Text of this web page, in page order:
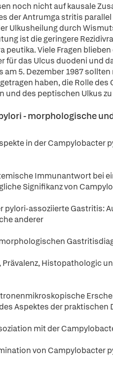
noch nicht auf kausale
der Antrumga stritis
Ulkusheilung durch
ist die geringere
peutika. Viele Fragen
für das Ulcus duodeni und
am 5. Dezember 1987
haben, die Rolle
und des peptischen Ulkus
- morphologische
in der Campylobacter
Immunantwort bei
Signifikanz von
pylori-assoziierte Gastritis:
anderer
Prävalenz, Histopathologic
Aspektes der praktischen
mit der
von Campylobacter